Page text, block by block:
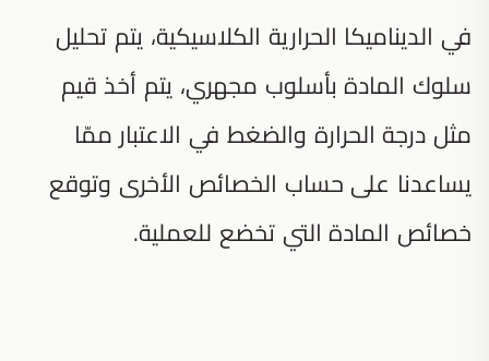
في الديناميكا الحرارية الكلاسيكية، يتم تحليل
سلوك المادة بأسلوب مجهري، يتم أخذ قيم
مثل درجة الحرارة والضغط في الاعتبار ممّا
يساعدنا على حساب الخصائص الأخرى وتوقع
خصائص المادة التي تخضع للعملية.